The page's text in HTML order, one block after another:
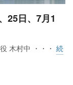
、菓子は手土
4か月連続でプ
予約も堅調に推
25日、7月1
木村中 ・・・ 続